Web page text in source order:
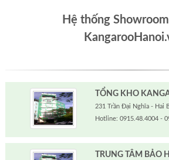
Hệ thống
TỔNG KHO
231 Trần Đại Nghĩa - Hai
Hotline: 0915.48.4004 -
TRUNG TÂM BẢO